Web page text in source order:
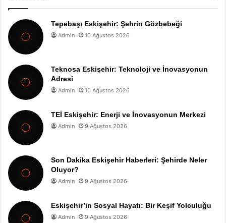
Tepebaşı Eskişehir: Şehrin Gözbebeği
Admin 10 Ağustos 2026
Teknosa Eskişehir: Teknoloji ve İnovasyonun
Adresi
Admin 10 Ağustos 2026
TEİ Eskişehir: Enerji ve İnovasyonun Merkezi
Admin 9 Ağustos 2026
Son Dakika Eskişehir Haberleri: Şehirde Neler
Oluyor?
Admin 9 Ağustos 2026
Eskişehir’in Sosyal Hayatı: Bir Keşif Yolculuğu
Admin 9 Ağustos 2026